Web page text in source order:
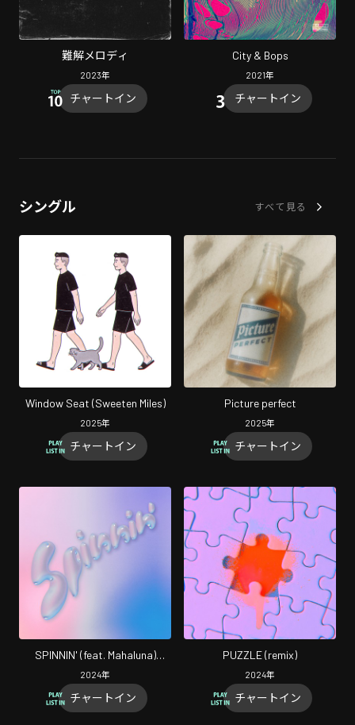
難解メロディ
2023年
チャートイン
City & Bops
2021年
チャートイン
シングル すべて見る
Window Seat (Sweeten Miles)
2025年
チャートイン
Picture perfect
2025年
チャートイン
SPINNIN' (feat. Mahaluna)
[Remix]
2024年
チャートイン
PUZZLE (remix)
2024年
チャートイン